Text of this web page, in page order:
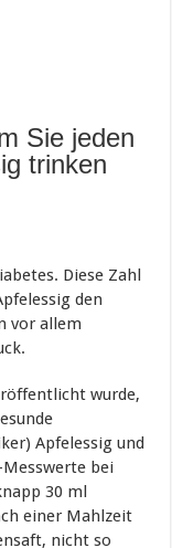
Sie jeden
trinken
Diese Zahl
den
vor allem
wurde,
Apfelessig und
bei
30 ml
einer Mahlzeit
nicht so